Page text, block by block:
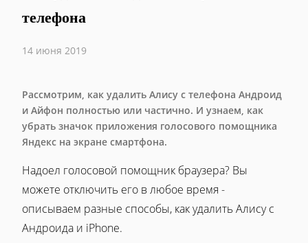
телефона
14 июня 2019
Рассмотрим, как удалить Алису с телефона Андроид
и Айфон полностью или частично. И узнаем, как
убрать значок приложения голосового помощника
Яндекс на экране смартфона.
Надоел голосовой помощник браузера? Вы
можете отключить его в любое время -
описываем разные способы, как удалить Алису с
Андроида и iPhone.